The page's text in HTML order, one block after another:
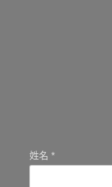
姓名 *